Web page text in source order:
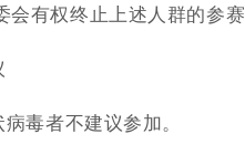
有权终止上述人群的参赛
毒者不建议参加。